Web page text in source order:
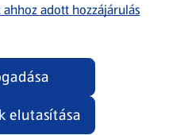
adott hozzájárulás
elutasítása